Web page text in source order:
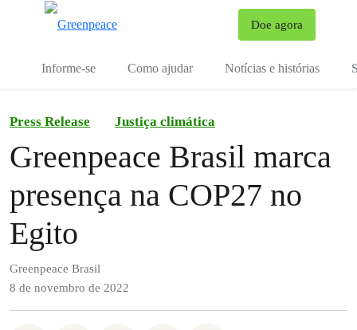
Doe agora
Informe-se Como ajudar Notícias e histórias
Press Release Justiça climática
Greenpeace Brasil marca
presença na COP27 no
Egito
Greenpeace Brasil
8 de novembro de 2022